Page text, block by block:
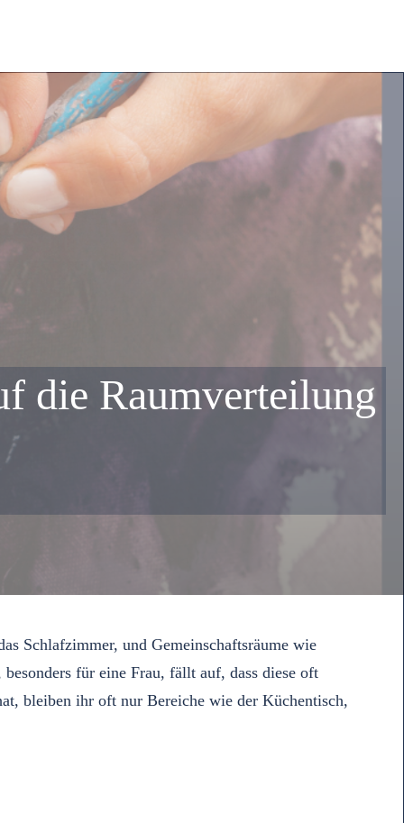
die Raumverteilung
Schlafzimmer, und Gemeinschaftsräume wie
für eine Frau, fällt auf, dass diese oft
bleiben ihr oft nur Bereiche wie der Küchentisch,